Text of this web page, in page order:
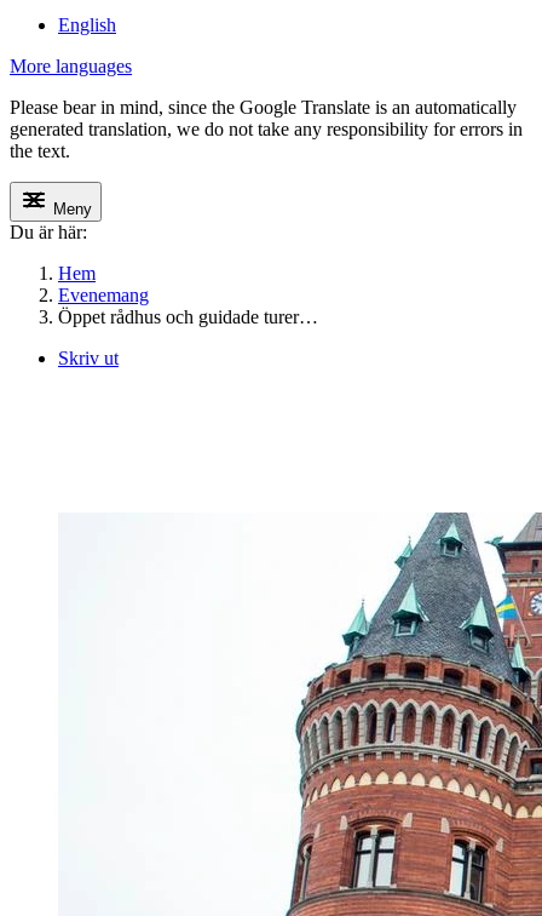
English
More languages
Please bear in mind, since the Google Translate is an automatically
generated translation, we do not take any responsibility for errors in
the text.
Meny
Du är här:
Hem
Evenemang
Öppet rådhus och guidade turer…
Skriv ut